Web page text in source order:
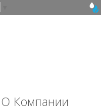
О Компании